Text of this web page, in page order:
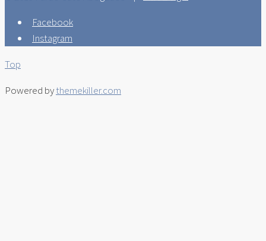
Facebook
Instagram
Top
Powered bythemekiller.com